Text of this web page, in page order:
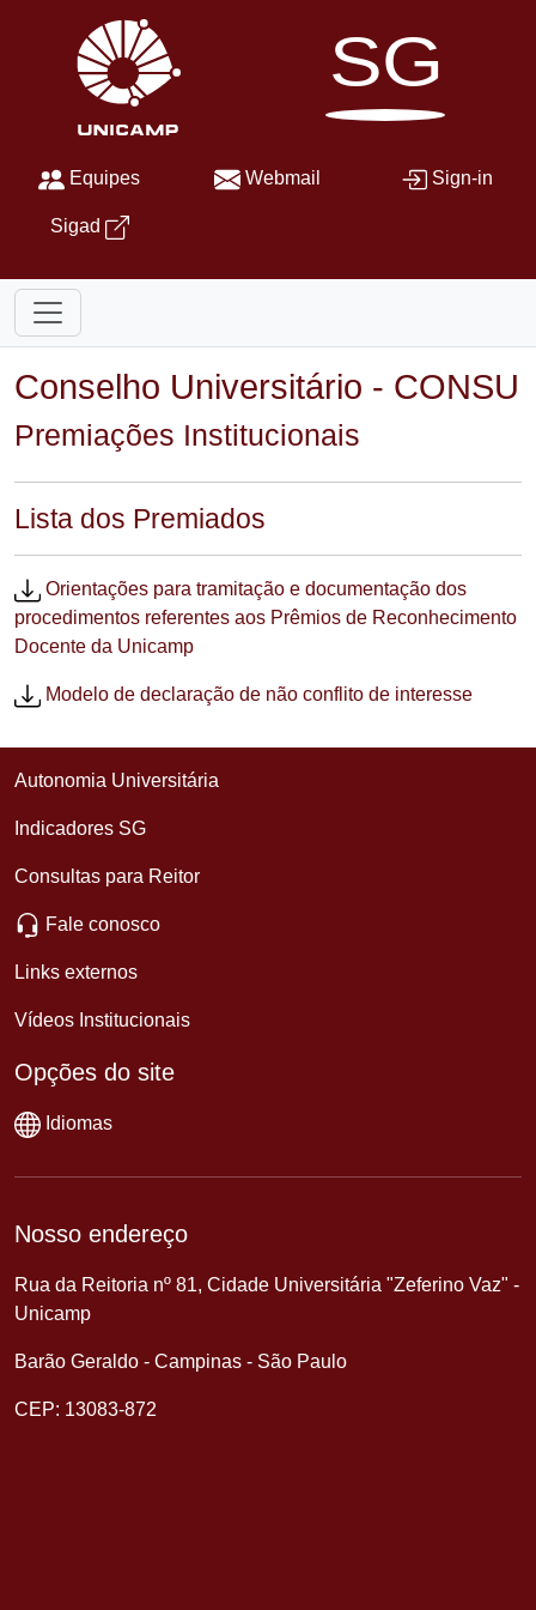
SG
Equipes Webmail Sign-in
Sigad
Conselho Universitário - CONSU
Premiações Institucionais
Lista dos Premiados
Orientações para tramitação e documentação dos
procedimentos referentes aos Prêmios de Reconhecimento
Docente da Unicamp
Modelo de declaração de não conflito de interesse
Autonomia Universitária
Indicadores SG
Consultas para Reitor
Fale conosco
Links externos
Vídeos Institucionais
Opções do site
Idiomas
Nosso endereço
Rua da Reitoria nº 81, Cidade Universitária "Zeferino Vaz" -
Unicamp
Barão Geraldo - Campinas - São Paulo
CEP: 13083-872